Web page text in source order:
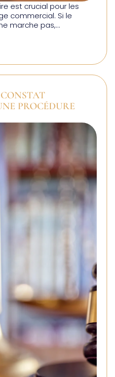
est crucial pour les
commercial. Si le
marche pas,...
PROCÉDURE